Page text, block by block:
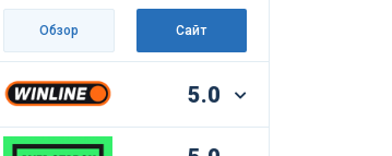
Обзор Сайт
5.0